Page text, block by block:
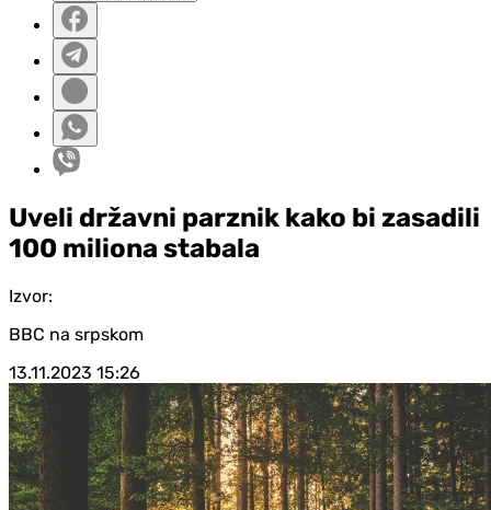
Uveli državni parznik kako bi zasadili
100 miliona stabala
Izvor:
BBC na srpskom
13.11.2023 15:26